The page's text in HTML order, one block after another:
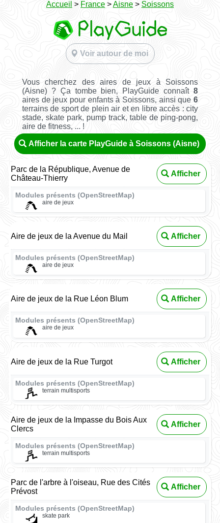
Accueil > France >Aisne > Soissons
Voir autour de moi
Vous cherchez des aires de jeux à Soissons
(Aisne) ? Ça tombe bien, PlayGuide connaît8
aires de jeux pour enfants à Soissons, ainsi que6
terrains de sport de plein air et en libre accès : city
stade, skate park, pump track, table de ping-pong,
aire de fitness, ... !
Afficher la carte PlayGuide à Soissons (Aisne)
Parc de la République, Avenue de
Château-Thierry
Afficher
Modules présents (OpenStreetMap)
aire de jeux
Aire de jeux de la Avenue du Mail Afficher
Modules présents (OpenStreetMap)
aire de jeux
Aire de jeux de la Rue Léon Blum Afficher
Modules présents (OpenStreetMap)
aire de jeux
Aire de jeux de la Rue Turgot Afficher
Modules présents (OpenStreetMap)
terrain multisports
Aire de jeux de la Impasse du Bois Aux
Clercs
Afficher
Modules présents (OpenStreetMap)
terrain multisports
Parc de l'arbre à l'oiseau, Rue des Cités
Prévost
Afficher
Modules présents (OpenStreetMap)
skate park